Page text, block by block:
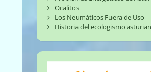
Ocalitos
Los Neumáticos Fuera de Uso
Historia del ecologismo